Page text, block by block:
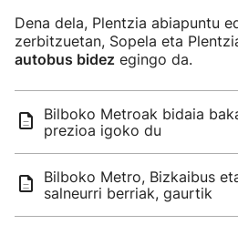
Dena dela, Plentzia abiapuntu
zerbitzuetan, Sopela eta
autobus bidez egingo da.
Bilboko Metroak bidaia
prezioa igoko du
Bilboko Metro, Bizkaibus
salneurri berriak, gaurtik